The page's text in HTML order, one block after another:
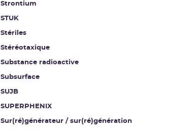
Strontium
STUK
Stériles
Stéréotaxique
Substance radioactive
Subsurface
SUJB
SUPERPHENIX
Sur(ré)générateur / sur(ré)génération